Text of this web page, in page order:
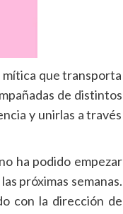
que transporta
de distintos
y unirlas a través
ha podido empezar
próximas semanas.
con la dirección de